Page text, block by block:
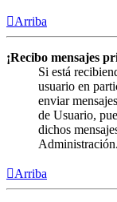
Arriba
¡Recibo mensajes
Si está
usuario en
enviar
de Usuario,
dichos
Administración.
Arriba